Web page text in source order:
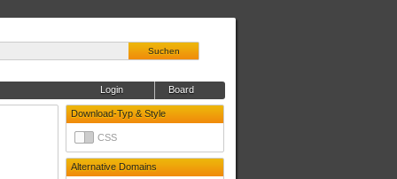
Suchen
Board
Login
Download-Typ & Style
CSS
Alternative Domains